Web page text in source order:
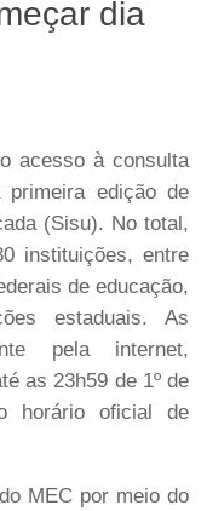
dia
acesso à consulta
edição de
(Sisu). No total,
instituições, entre
de educação,
estaduais. As
pela internet,
as 23h59 de 1º de
horário oficial de
MEC por meio do